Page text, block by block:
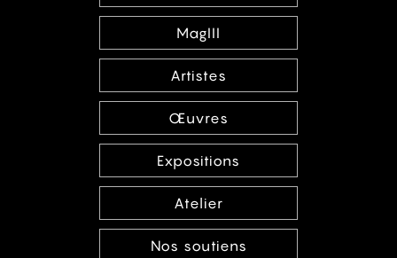
MagIII
Artistes
Œuvres
Expositions
Atelier
Nos soutiens